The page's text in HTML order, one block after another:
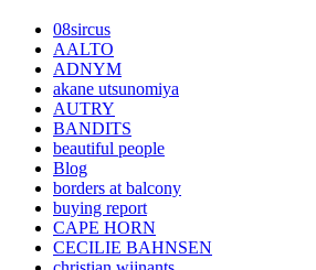
08sircus
AALTO
ADNYM
akane utsunomiya
AUTRY
BANDITS
beautiful people
Blog
borders at balcony
buying report
CAPE HORN
CECILIE BAHNSEN